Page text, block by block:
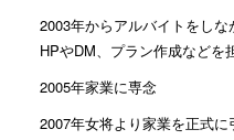
2003年からアルバイトをし
HPやDM、プラン作成などを
2005年家業に専念
2007年女将より家業を正式